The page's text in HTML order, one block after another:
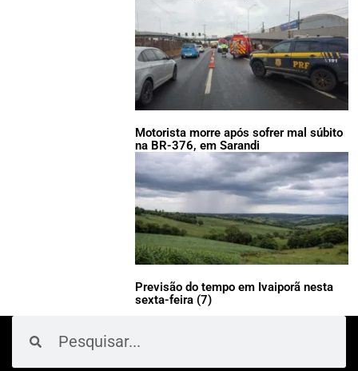
Motorista morre após sofrer mal súbito
na BR-376, em Sarandi
Previsão do tempo em Ivaiporã nesta
sexta-feira (7)